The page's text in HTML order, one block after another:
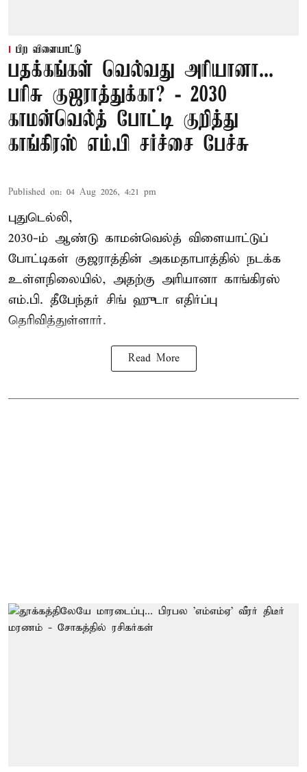
பிற விளையாட்டு
பதக்கங்கள் வெல்வது அரியானா...
பரிசு குஜராத்துக்கா? - 2030
காமன்வெல்த் போட்டி குறித்து
காங்கிரஸ் எம்.பி சர்ச்சை பேச்சு
Published on: 04 Aug 2026, 4:21 pm
புதுடெல்லி,
2030-ம் ஆண்டு காமன்வெல்த் விளையாட்டுப்
போட்டிகள் குஜராத்தின் அகமதாபாத்தில் நடக்க
உள்ளநிலையில், அதற்கு அரியானா காங்கிரஸ்
எம்.பி. தீபேந்தர் சிங் ஹுடா எதிர்ப்பு
தெரிவித்துள்ளார்.
Read More